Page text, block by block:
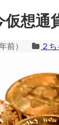
仮想通
前） ２